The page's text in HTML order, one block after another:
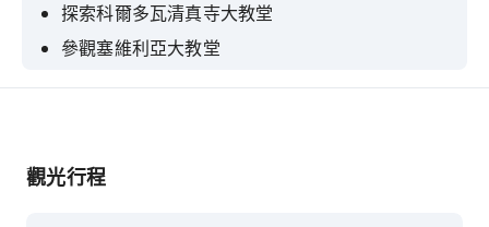
探索科爾多瓦清真寺大教堂
參觀塞維利亞大教堂
在龍達欣賞山谷和山脈的壯麗景色
觀光行程